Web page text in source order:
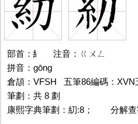
部首：糹
注音：ㄍㄨㄥ
拼音：gōng
倉頡：VFSH 五筆86編碼：XVN
筆劃：共 8 劃
康熙字典筆劃：糿:8； 分解